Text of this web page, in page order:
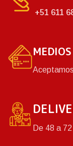
+51 611
De 48 a